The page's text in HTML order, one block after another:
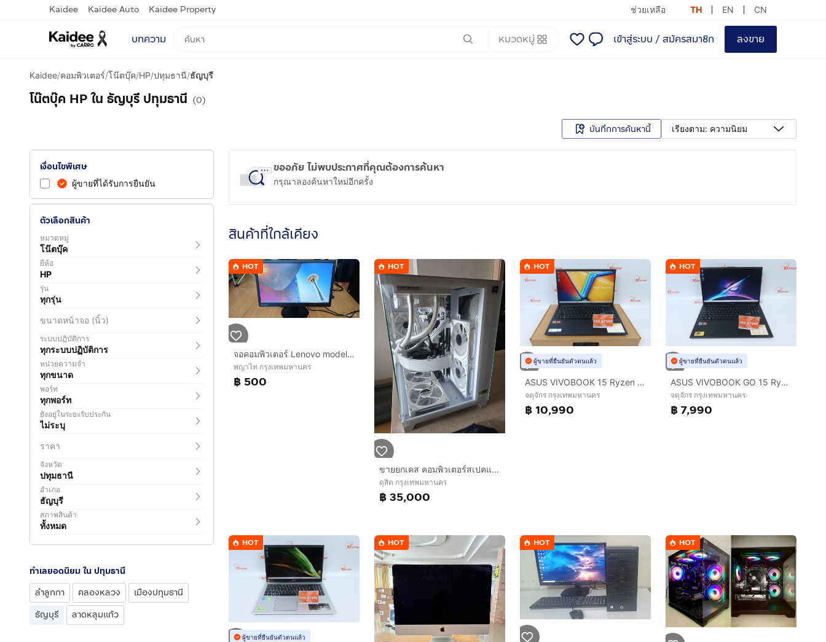
Kaidee Kaidee Auto Kaidee Property ช่วยเหลือ TH EN CN
บทความ หมวดหมู่ เข้าสู่ระบบ / สมัครสมาชิก ลงขาย
Kaidee/คอมพิวเตอร์/โน๊ตบุ๊ค/HP/ปทุมธานี/ธัญบุรี
โน๊ตบุ๊ค HP ใน ธัญบุรี ปทุมธานี (0)
บันทึกการค้นหานี้ เรียงตาม: ความนิยม
เงื่อนไขพิเศษ
ผู้ขายที่ได้รับการยืนยัน
ตัวเลือกสินค้า
หมวดหมู่
โน๊ตบุ๊ค
ยี่ห้อ
HP
รุ่น
ทุกรุ่น
ขนาดหน้าจอ (นิ้ว)
ระบบปฏิบัติการ
ทุกระบบปฏิบัติการ
หน่วยความจำ
ทุกขนาด
พอร์ท
ทุกพอร์ท
ยังอยู่ในระยะรับประกัน
ไม่ระบุ
ราคา
จังหวัด
ปทุมธานี
อำเภอ
ธัญบุรี
สภาพสินค้า
ทั้งหมด
ทำเลยอดนิยม ใน ปทุมธานี
ลำลูกกา
คลองหลวง
เมืองปทุมธานี
ธัญบุรี
ลาดหลุมแก้ว
ขออภัย ไม่พบประกาศที่คุณต้องการค้นหา
กรุณาลองค้นหาใหม่อีกครั้ง
สินค้าที่ใกล้เคียง
HOT
จอคอมพิวเตอร์ Lenovo model 2215SD(ขายถูกสุดในทุกที่)
พญาไท กรุงเทพมหานคร
฿ 500
HOT
ขายยกเคส คอมพิวเตอร์สเปคแรง รับของเองครับ
ดุสิต กรุงเทพมหานคร
฿ 35,000
HOT
ผู้ขายที่ยืนยันตัวตนแล้ว
ASUS VIVOBOOK 15 Ryzen 7 5825U RAM16.512GB
จตุจักร กรุงเทพมหานคร
฿ 10,990
HOT
ผู้ขายที่ยืนยันตัวตนแล้ว
ASUS VIVOBOOK GO 15 Ryzen 5 7520U RAM8.512GB
จตุจักร กรุงเทพมหานคร
฿ 7,990
HOT
ผู้ขายที่ยืนยันตัวตนแล้ว
HOT HOT HOT